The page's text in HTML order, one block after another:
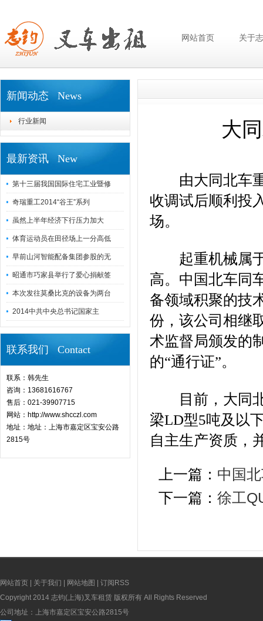
网站首页 关于
新闻动态 News
行业新闻
最新资讯 New
第十三届我国国际住宅工业暨修
奇瑞重工2014“谷王”系列
虽然上半年经济下行压力加大
体育运动员在田径场上一分高低
早前山河智能配备集团参股的无
昭通市巧家县举行了爱心捐献签
本次发往莫桑比克的设备为两台
2014中共中央总书记国家主
联系我们 Contact
联系：韩先生
咨询：13681616767
售后：021-39907715
网站：http://www.shcczl.com
地址：地址：上海市嘉定区宝安公路
2815号
大
由大同北车重
收调试后顺利投
场。
起重机械属于
高。中国北车同
备领域积聚的技
份，该公司相继
术监督局颁发的
的“通行证”。
目前，大同北
梁LD型5吨及以
自主生产资质，
上一篇： 中国
下一篇： 徐工
网站首页 关于我们 网站地图
订阅RSS
Copyright 2014 志钧(上海)叉车租赁 版权所有 All Rights Reserved
公司地址：上海市嘉定区宝安公路2815号